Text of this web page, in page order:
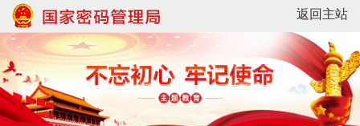
返回主站